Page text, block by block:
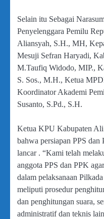
Selain itu Sebagai
Penyelenggara Pemilu
Aliansyah, S.H., MH,
Mesuji Sefran Haryadi,
M.Taufiq Widodo, MIP.,
S. Sos., M.H., Ketua
Koordinator Akademi
Susanto, S.Pd., S.H.
Ketua KPU Kabupaten
bahwa persiapan PPS
lancar . “Kami telah
anggota PPS dan PPK
dalam pelaksanaan
meliputi prosedur
dan penghitungan suara,
administratif dan teknis